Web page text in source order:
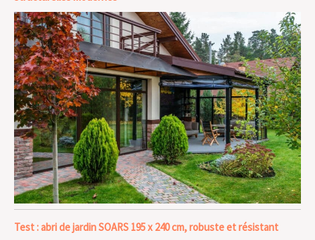
Test : abri de jardin SOARS 195 x 240 cm, robuste et résistant